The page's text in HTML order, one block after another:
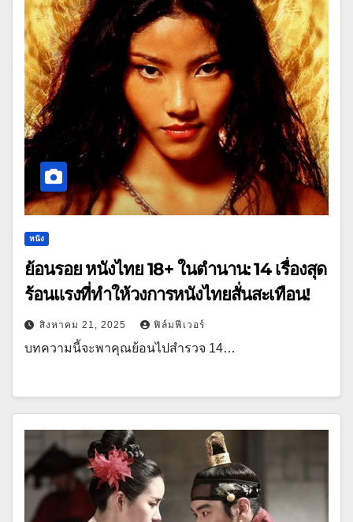
หนัง
ย้อนรอย หนังไทย 18+ ในตำนาน: 14 เรื่องสุด
ร้อนแรงที่ทำให้วงการหนังไทยสั่นสะเทือน!
สิงหาคม 21, 2025 ฟิล์มฟีเวอร์
บทความนี้จะพาคุณย้อนไปสำรวจ 14…